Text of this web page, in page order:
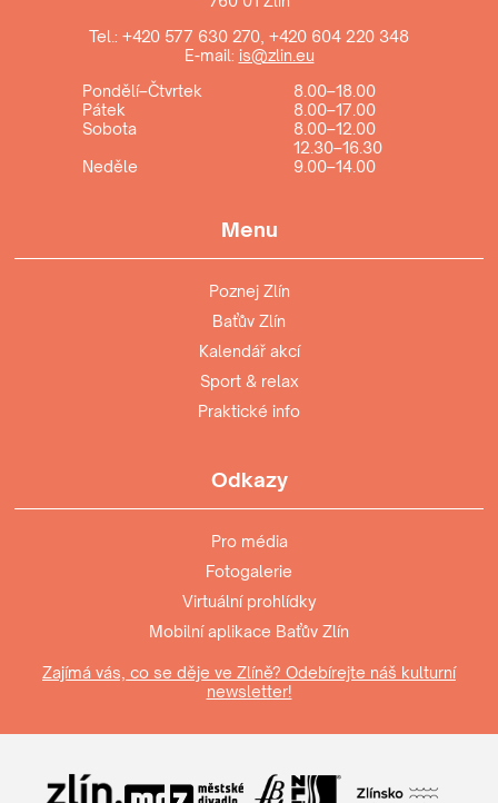
Tel.: +420 577 630 270 +420 604 220 348
E-mail: is@zlin.eu
Pondělí–Čtvrtek
8.00–18.00
Pátek
8.00–17.00
Sobota
8.00–12.00
12.30–16.30
Neděle
9.00–14.00
Menu
Poznej Zlín
Baťův Zlín
Kalendář akcí
Sport & relax
Praktické info
Odkazy
Pro média
Fotogalerie
Virtuální prohlídky
Mobilní aplikace Baťův Zlín
Zajímá vás, co se děje ve Zlíně? Odebírejte náš kulturní
newsletter!